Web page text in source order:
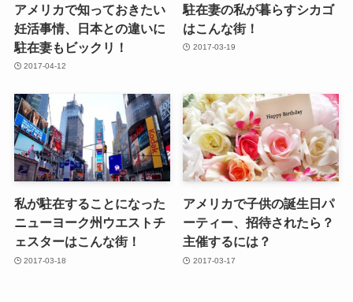
アメリカで知っておきたい
妊活事情、日本との違いに
駐在妻もビックリ！
2017-04-12
駐在妻の私が暮らすシカゴ
はこんな街！
2017-03-19
私が駐在することになった
ニューヨーク州ウエストチ
ェスターはこんな街！
2017-03-18
アメリカで子供の誕生日パ
ーティー、招待されたら？
主催するには？
2017-03-17